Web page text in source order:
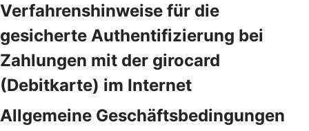
Verfahrenshinweise für die
gesicherte Authentifizierung bei
Zahlungen mit der girocard
(Debitkarte) im Internet
Allgemeine Geschäftsbedingungen